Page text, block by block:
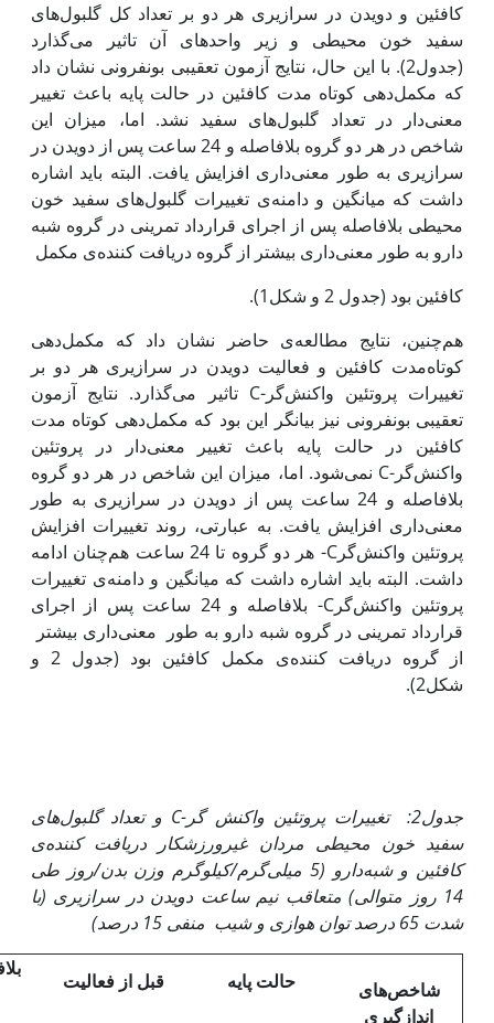
کافئین و دویدن در سرازیری هر دو بر تعداد کل گلبول‌های
سفید‌ خون محیطی و زیر واحدهای آن تاثیر می‌گذارد
(جدول2). با این حال، نتایج آزمون تعقیبی بونفرونی نشان داد
که مکمل‌دهی کوتاه ‌مدت کافئین در حالت پایه باعث تغییر
معنی‌دار در تعداد گلبول‌های سفید‌ نشد. اما، میزان این
شاخص در هر دو گروه بلافاصله و 24 ساعت پس از دویدن در
سرازیری به طور معنی‌داری افزایش یافت. البته باید اشاره
داشت که میانگین و دامنه‌ی تغییرات گلبول‌های سفید‌ خون
محیطی بلافاصله پس از اجرای قرارداد تمرینی در گروه شبه
دارو به طور معنی‌داری بیشتر از گروه دریافت کننده‌ی مکمل
کافئین بود (جدول 2 و شکل1).
هم‌چنین، نتایج مطالعه‌ی حاضر نشان داد که مکمل‌دهی
کوتاه‌مدت ‌کافئین و فعالیت دویدن در سرازیری هر دو بر
تغییرات پروتئین‌ واکنش‌گر-C تاثیر می‌گذارد. نتایج آزمون
تعقیبی بونفرونی نیز بیانگر این بود که مکمل‌دهی کوتاه‌ مدت
کافئین در حالت پایه باعث تغییر معنی‌دار در پروتئین
واکنش‌گر-C نمی‌شود. اما، میزان این شاخص در هر دو گروه
بلافاصله و 24 ساعت پس از دویدن در سرازیری به طور
معنی‌داری افزایش یافت. به عبارتی، روند تغییرات افزایش
پروتئین‌ واکنش‌گرC- هر دو گروه تا 24 ساعت هم‌چنان ادامه
داشت. البته باید اشاره داشت که میانگین و دامنه‌ی تغییرات
پروتئین واکنش‌گرC- بلافاصله و 24 ساعت پس از اجرای
قرارداد تمرینی در گروه شبه دارو به طور معنی‌داری بیشتر
از گروه دریافت کننده‌ی مکمل کافئین بود (جدول 2 و
شکل2).
جدول2: تغییرات پروتئین واکنش گر- C و تعداد گلبول‌های
سفید‌ خون محیطی مردان غیرورزشکار دریافت کننده‌ی
کافئین و شبه‌دارو (5 میلی‌گرم/کیلوگرم وزن بدن/روز طی
14 روز متوالی) متعاقب نیم ساعت دویدن در سرازیری (با
شدت 65 درصد توان هوازی و شیب منفی 15 درصد)
شاخص‌های
انداز‌گیری
حالت پایه قبل از فعالیت